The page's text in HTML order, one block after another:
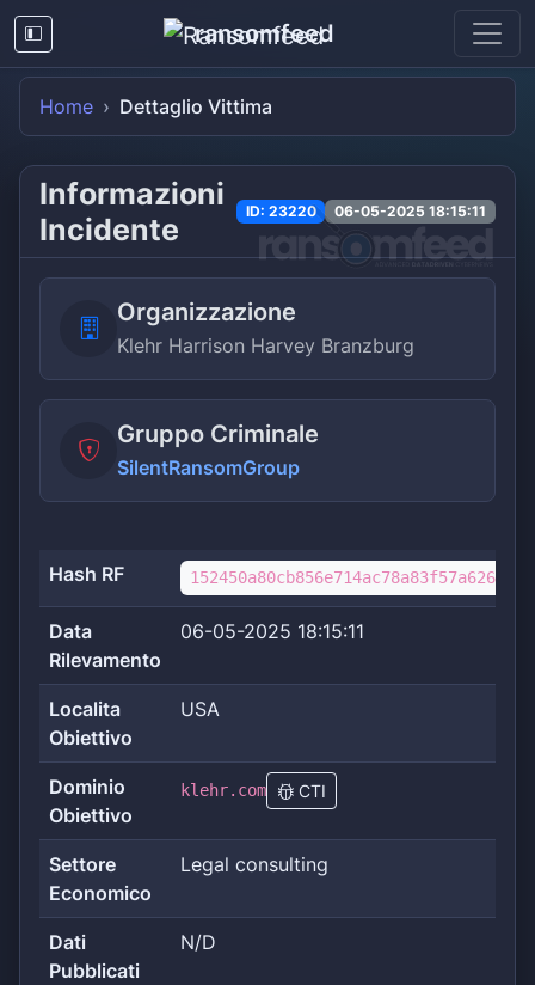
ransomfeed
Home Dettaglio Vittima
Informazioni
Incidente
ID: 23220 06-05-2025 18:15:11
Organizzazione
Klehr Harrison Harvey Branzburg
Gruppo Criminale
SilentRansomGroup
Hash RF
Data
Rilevamento
06-05-2025 18:15:11
Localita
Obiettivo
USA
Dominio
Obiettivo
klehr.com CTI
Settore
Economico
Legal consulting
Dati
Pubblicati
N/D